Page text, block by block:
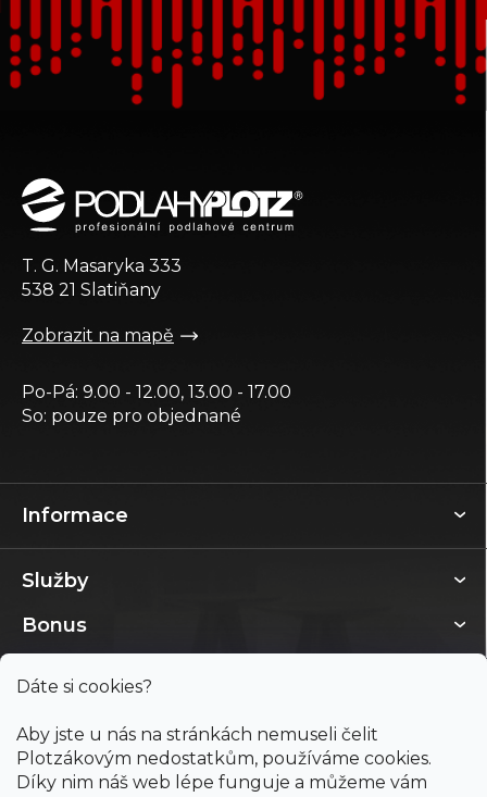
Dáte si cookies?
Aby jste u nás na stránkách nemuseli čelit
Plotzákovým nedostatkům, používáme cookies.
Díky nim náš web lépe funguje a můžeme vám
Informace
Služby
Bonus
T. G. Masaryka 333
538 21 Slatiňany
Zobrazit na mapě
Po-Pá: 9.00 - 12.00, 13.00 - 17.00
So: pouze pro objednané